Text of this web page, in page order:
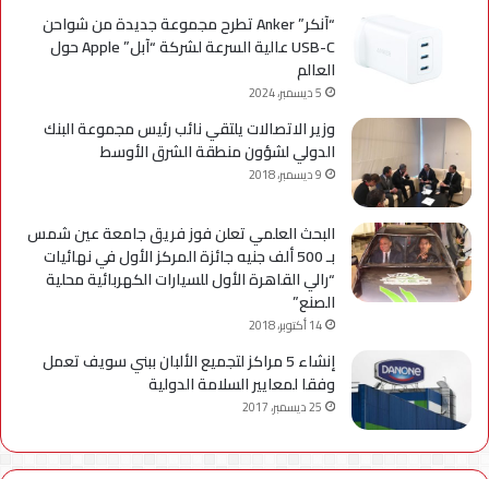
“آنكر” Anker تطرح مجموعة جديدة من شواحن
USB-C عالية السرعة لشركة “آبل” Apple حول
العالم
5 ديسمبر، 2024
وزير الاتصالات يلتقي نائب رئيس مجموعة البنك
الدولي لشؤون منطقة الشرق الأوسط
9 ديسمبر، 2018
البحث العلمي تعلن فوز فريق جامعة عين شمس
بـ 500 ألف جنيه جائزة المركز الأول في نهائيات
“رالي القاهرة الأول للسيارات الكهربائية محلية
الصنع”
14 أكتوبر، 2018
إنشاء 5 مراكز لتجميع الألبان ببني سويف تعمل
وفقا لمعايير السلامة الدولية
25 ديسمبر، 2017